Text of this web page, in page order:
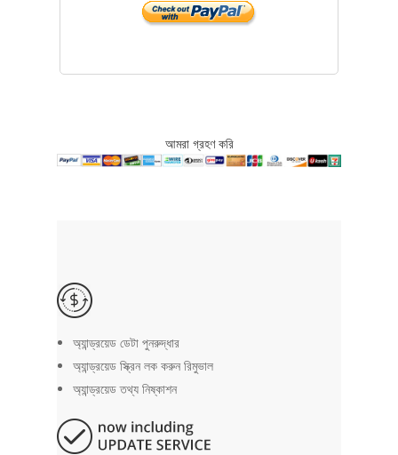
আমরা গ্রহণ করি
অ্যান্ড্রয়েড ডেটা পুনরুদ্ধার
অ্যান্ড্রয়েড স্ক্রিন লক করুন রিমুভাল
অ্যান্ড্রয়েড তথ্য নিষ্কাশন